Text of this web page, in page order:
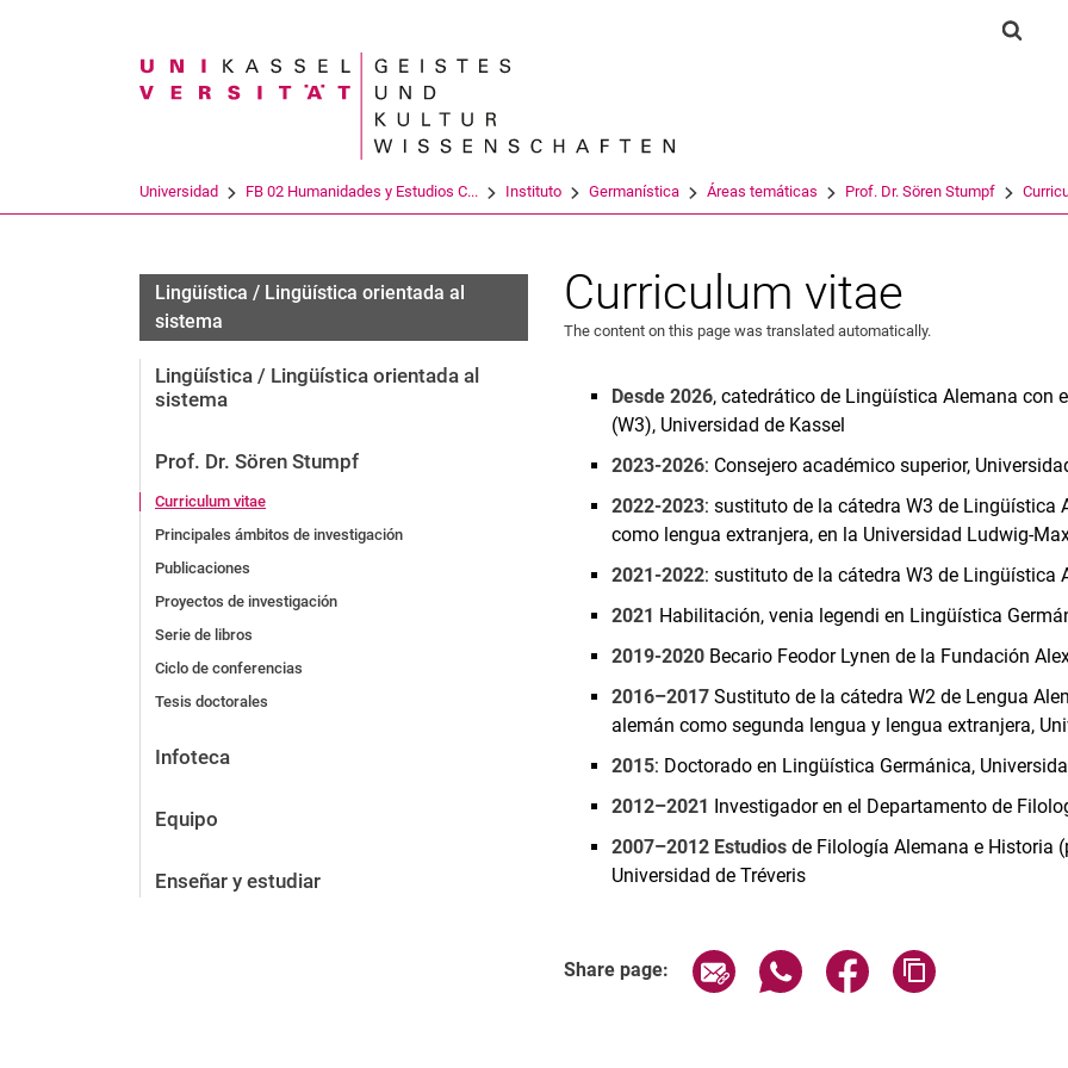
Jump directly to: content
Jump directly to: search
Jump directly to: main
Search term
Universidad FB 02 Humanidades y Estudios C... Instituto Germanística Áreas temáticas Prof. Dr. Sören Stumpf
Lingüística / Lingüística orientada al
sistema
Lingüística / Lingüística orientada al
sistema
Prof. Dr. Sören Stumpf
Curriculum vitae
Principales ámbitos de investigación
Publicaciones
Proyectos de investigación
Serie de libros
Ciclo de conferencias
Tesis doctorales
Infoteca
Equipo
Enseñar y estudiar
Curriculum vitae
The content on this page was translated automatically.
Desde 2026, catedrático de Lingüística Alemana con
(W3), Universidad de Kassel
2023-2026: Consejero académico superior,
2022-2023: sustituto de la cátedra W3 de Lingüística
como lengua extranjera, en la Universidad Ludwig-
2021-2022: sustituto de la cátedra W3 de Lingüística
2021 Habilitación, venia legendi en Lingüística
2019-2020 Becario Feodor Lynen de la Fundación
2016–2017 Sustituto de la cátedra W2 de Lengua
alemán como segunda lengua y lengua extranjera,
2015: Doctorado en Lingüística Germánica,
2012–2021 Investigador en el Departamento de
2007–2012 Estudiosde Filología Alemana e Historia
Universidad de Tréveris
Share page: Share page via email
Share page via WhatsApp
Share page via